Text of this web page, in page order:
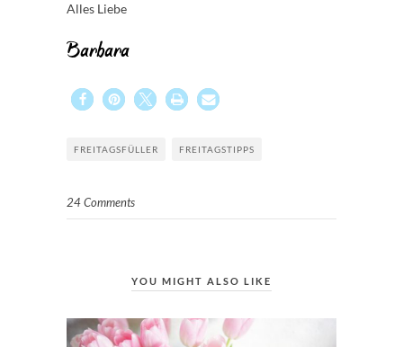
Alles Liebe
Barbara
FREITAGSFÜLLER FREITAGSTIPPS
24 Comments
YOU MIGHT ALSO LIKE